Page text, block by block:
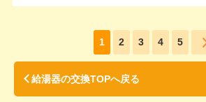
1 2 3 4 5
給湯器の交換TOPへ戻る